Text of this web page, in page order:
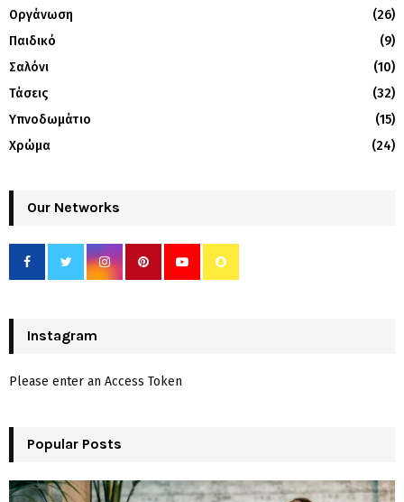
Οργάνωση
(26)
Παιδικό
(9)
Σαλόνι
(10)
Τάσεις
(32)
Υπνοδωμάτιο
(15)
Χρώμα
(24)
Our Networks
Instagram
Please enter an Access Token
Popular Posts